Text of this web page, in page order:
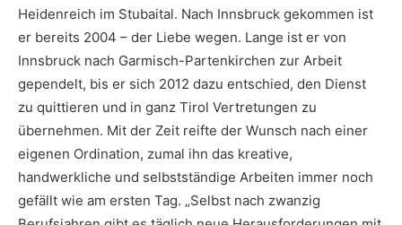
Heidenreich im Stubaital. Nach Innsbruck gekommen ist
er bereits 2004 – der Liebe wegen. Lange ist er von
Innsbruck nach Garmisch-Partenkirchen zur Arbeit
gependelt, bis er sich 2012 dazu entschied, den Dienst
zu quittieren und in ganz Tirol Vertretungen zu
übernehmen. Mit der Zeit reifte der Wunsch nach einer
eigenen Ordination, zumal ihn das kreative,
handwerkliche und selbstständige Arbeiten immer noch
gefällt wie am ersten Tag. „Selbst nach zwanzig